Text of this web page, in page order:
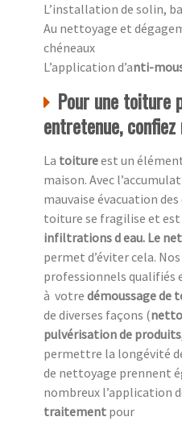
L’installation de solin,
Au nettoyage et
chéneaux
L’application d’anti-
Pour une toiture
entretenue,
La toitureest un
maison. Avec
mauvaise évacuation
toiture se fragilise et est
infiltrations d eau. Le
permet d’éviter cela.
professionnels qualifiés
à votre démoussage de
de diverses façons (
pulvérisation de
permettre la longévité
de nettoyage prennent
nombreux l’application
traitement pour